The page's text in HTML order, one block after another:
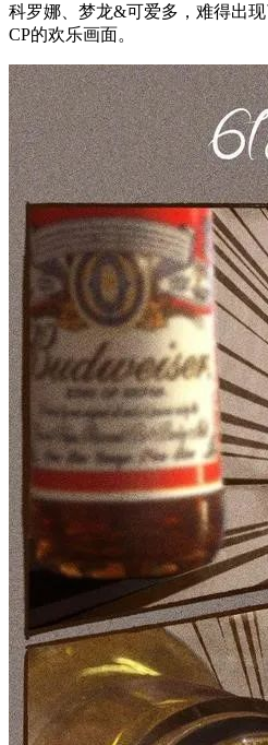
科罗娜、梦龙&可爱多，难得出
CP的欢乐画面。